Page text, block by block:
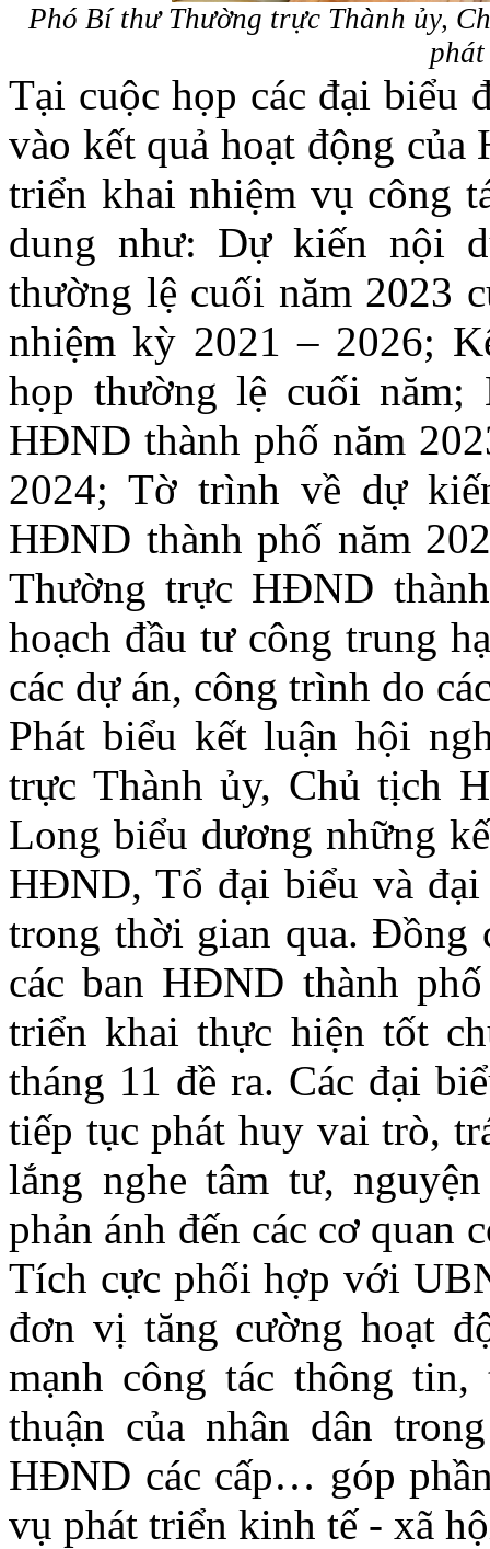
Phó Bí thư Thường trực Thành ủy,
Tại cuộc họp các đại biểu
vào kết quả hoạt động
triển khai nhiệm vụ công
dung như: Dự kiến nội
thường lệ cuối năm 2023
nhiệm kỳ 2021 – 2026;
họp thường lệ cuối năm;
HĐND thành phố năm
2024; Tờ trình về dự
HĐND thành phố năm
Thường trực HĐND
hoạch đầu tư công trung
các dự án, công trình do
Phát biểu kết luận hội
trực Thành ủy, Chủ tịch
Long biểu dương những
HĐND, Tổ đại biểu và
trong thời gian qua. Đồng
các ban HĐND thành
triển khai thực hiện tốt
tháng 11 đề ra. Các đại
tiếp tục phát huy vai trò,
lắng nghe tâm tư,
phản ánh đến các cơ quan
Tích cực phối hợp với
đơn vị tăng cường hoạt
mạnh công tác thông
thuận của nhân dân
HĐND các cấp… góp
vụ phát triển kinh tế - xã